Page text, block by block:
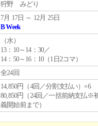
狩野 みどり
7月 17日 ～ 12月 25日
B Week
（水）
13：10～14：30／
14：50～16：10（1日2コマ）
全24回
14,850円（4回／分割支払い）×6
80,850円（24回／一括前納支払※
義開始前まで）